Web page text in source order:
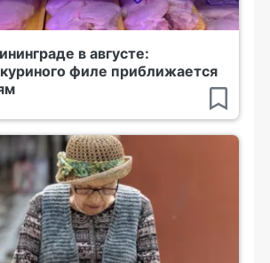
в августе:
филе приближается